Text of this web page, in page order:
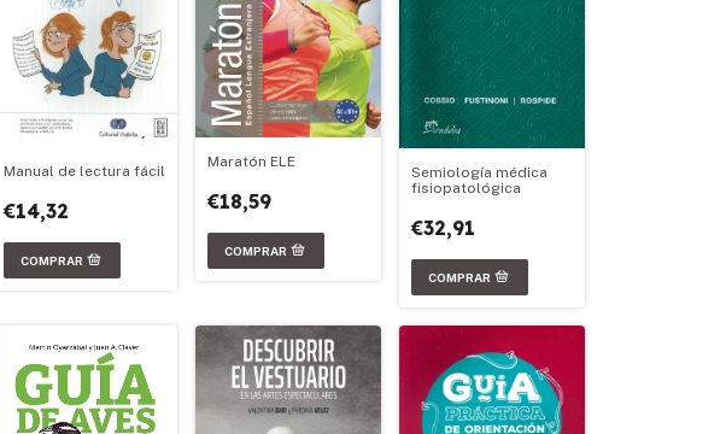
Manual de lectura fácil
€14,32
Maratón ELE
€18,59
Semiología médica
fisiopatológica
€32,91